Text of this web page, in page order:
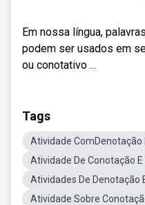
Em nossa língua,
podem ser usados em
ou conotativo ...
Tags
Atividade ComDenotação
Atividade De Conotação
Atividades De Denotação
Atividade Sobre